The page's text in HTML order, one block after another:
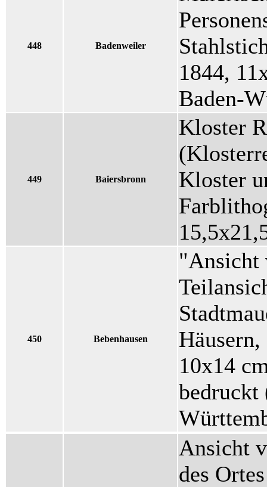
448 Badenweiler
1844,
Baden-
449 Baiersbronn
Kloster
Kloster
450 Bebenhausen
"Ansicht
10x14
bedruckt
Ansicht
des